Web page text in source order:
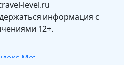
level.ru
информация с
12+.